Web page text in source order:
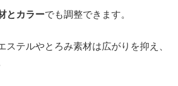
とカラーでも調整できます。
ステルやとろみ素材は広がりを抑え、